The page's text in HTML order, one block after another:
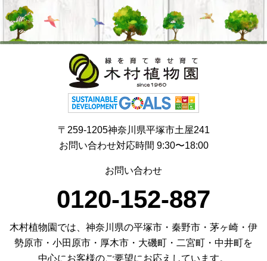
〒259-1205神奈川県平塚市土屋241
お問い合わせ対応時間 9:30〜18:00
お問い合わせ
0120-152-887
木村植物園では、神奈川県の平塚市・秦野市・茅ヶ崎・伊
勢原市・小田原市・厚木市・大磯町・二宮町・中井町を
中心にお客様のご要望にお応えしています。